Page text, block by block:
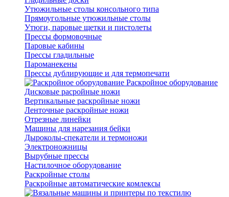
Утюжильные столы консольного типа
Прямоугольные утюжильные столы
Утюги, паровые щетки и пистолеты
Прессы формовочные
Паровые кабины
Прессы гладильные
Пароманекены
Прессы дублирующие и для термопечати
Раскройное оборудование
Дисковые расройные ножи
Вертикальные раскройные ножи
Ленточные раскройные ножи
Отрезные линейки
Машины для нарезания бейки
Дыроколы-спекатели и термоножи
Электроножницы
Вырубные прессы
Настилочное оборудование
Раскройные столы
Раскройные автоматические комлексы